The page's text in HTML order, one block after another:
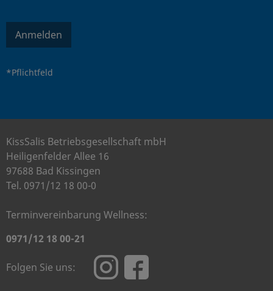
Anmelden
*Pflichtfeld
KissSalis Betriebsgesellschaft mbH
Heiligenfelder Allee 16
97688 Bad Kissingen
Tel. 0971/12 18 00-0
Terminvereinbarung Wellness:
0971/12 18 00-21
Folgen Sie uns: